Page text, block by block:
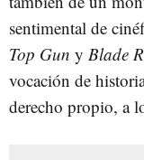
sentimental de
Top Gun y Blade
vocación de
derecho propio, a